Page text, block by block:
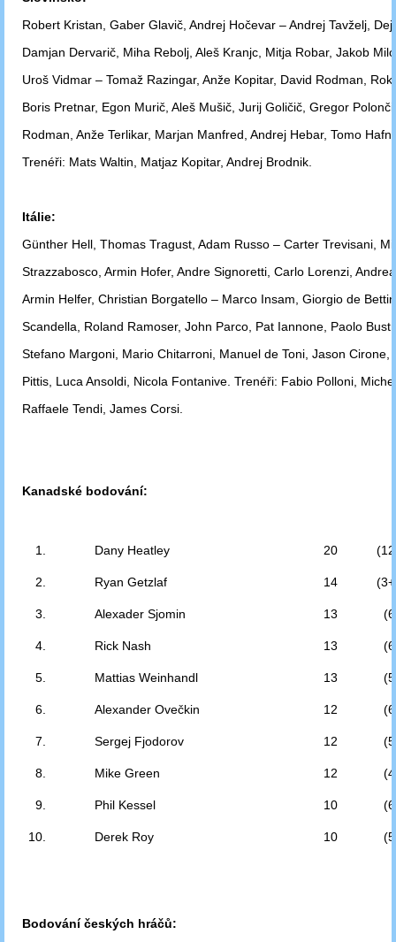
Robert Kristan, Gaber Glavič, Andrej Hočevar – Andrej Tavželj,
Damjan Dervarič, Miha Rebolj, Aleš Kranjc, Mitja Robar, Jakob
Uroš Vidmar – Tomaž Razingar, Anže Kopitar, David Rodman, Rok
Boris Pretnar, Egon Murič, Aleš Mušič, Jurij Goličič, Gregor
Rodman, Anže Terlikar, Marjan Manfred, Andrej Hebar, Tomo
Trenéři: Mats Waltin, Matjaz Kopitar, Andrej Brodnik.
Itálie:
Günther Hell, Thomas Tragust, Adam Russo – Carter Trevisani,
Strazzabosco, Armin Hofer, Andre Signoretti, Carlo Lorenzi,
Armin Helfer, Christian Borgatello – Marco Insam, Giorgio de
Scandella, Roland Ramoser, John Parco, Pat Iannone, Paolo
Stefano Margoni, Mario Chitarroni, Manuel de Toni, Jason Cirone,
Pittis, Luca Ansoldi, Nicola Fontanive. Trenéři: Fabio Polloni,
Raffaele Tendi, James Corsi.
Kanadské bodování:
1. Dany Heatley 20
2. Ryan Getzlaf 14
3. Alexader Sjomin 13
4. Rick Nash 13
5. Mattias Weinhandl 13
6. Alexander Ovečkin 12
7. Sergej Fjodorov 12
8. Mike Green 12
9. Phil Kessel 10
10. Derek Roy 10
Bodování českých hráčů: